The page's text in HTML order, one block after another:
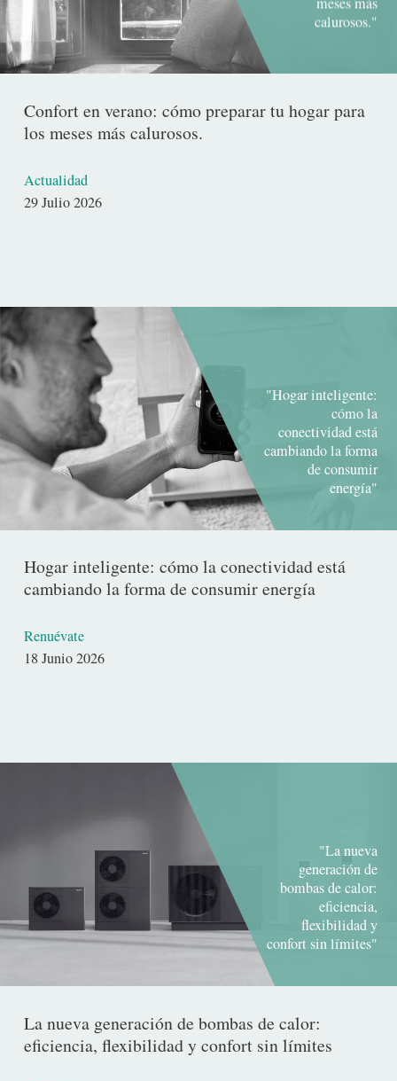
calurosos."
Confort en verano: cómo preparar tu hogar para
los meses más calurosos.
Actualidad
Fecha29 Julio 2026
"Hogar inteligente:
cómo la
conectividad está
cambiando la forma
de consumir
energía"
Hogar inteligente: cómo la conectividad está
cambiando la forma de consumir energía
Renuévate
Fecha18 Junio 2026
"La nueva
generación de
bombas de calor:
eficiencia,
flexibilidad y
confort sin límites"
La nueva generación de bombas de calor:
eficiencia, flexibilidad y confort sin límites